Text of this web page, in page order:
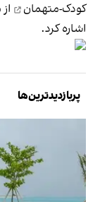
کودک‌-متهمان
اشاره کرد.
پربازدیدترین‌ها